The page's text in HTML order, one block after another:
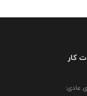
کار
عادی: